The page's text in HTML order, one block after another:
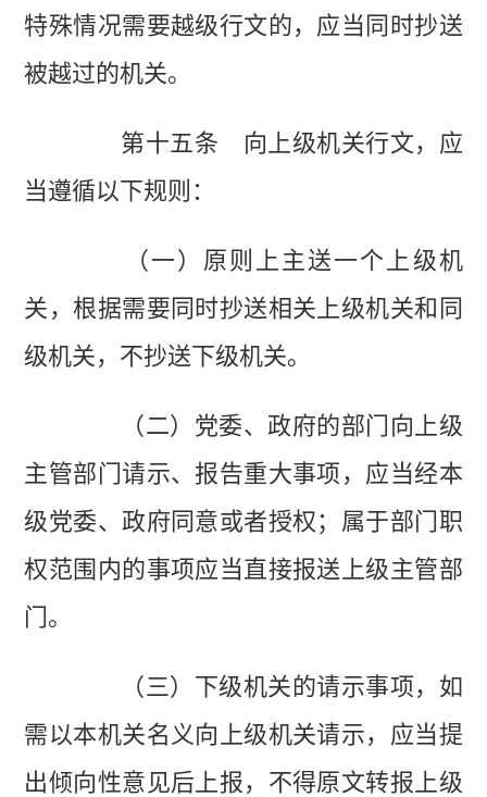
特殊情况需要越级行文的，应当同时抄送
被越过的机关。
第十五条 向上级机关行文，应
当遵循以下规则：
（一）原则上主送一个上级机
关，根据需要同时抄送相关上级机关和同
级机关，不抄送下级机关。
（二）党委、政府的部门向上级
主管部门请示、报告重大事项，应当经本
级党委、政府同意或者授权；属于部门职
权范围内的事项应当直接报送上级主管部
门。
（三）下级机关的请示事项，如
需以本机关名义向上级机关请示，应当提
出倾向性意见后上报，不得原文转报上级